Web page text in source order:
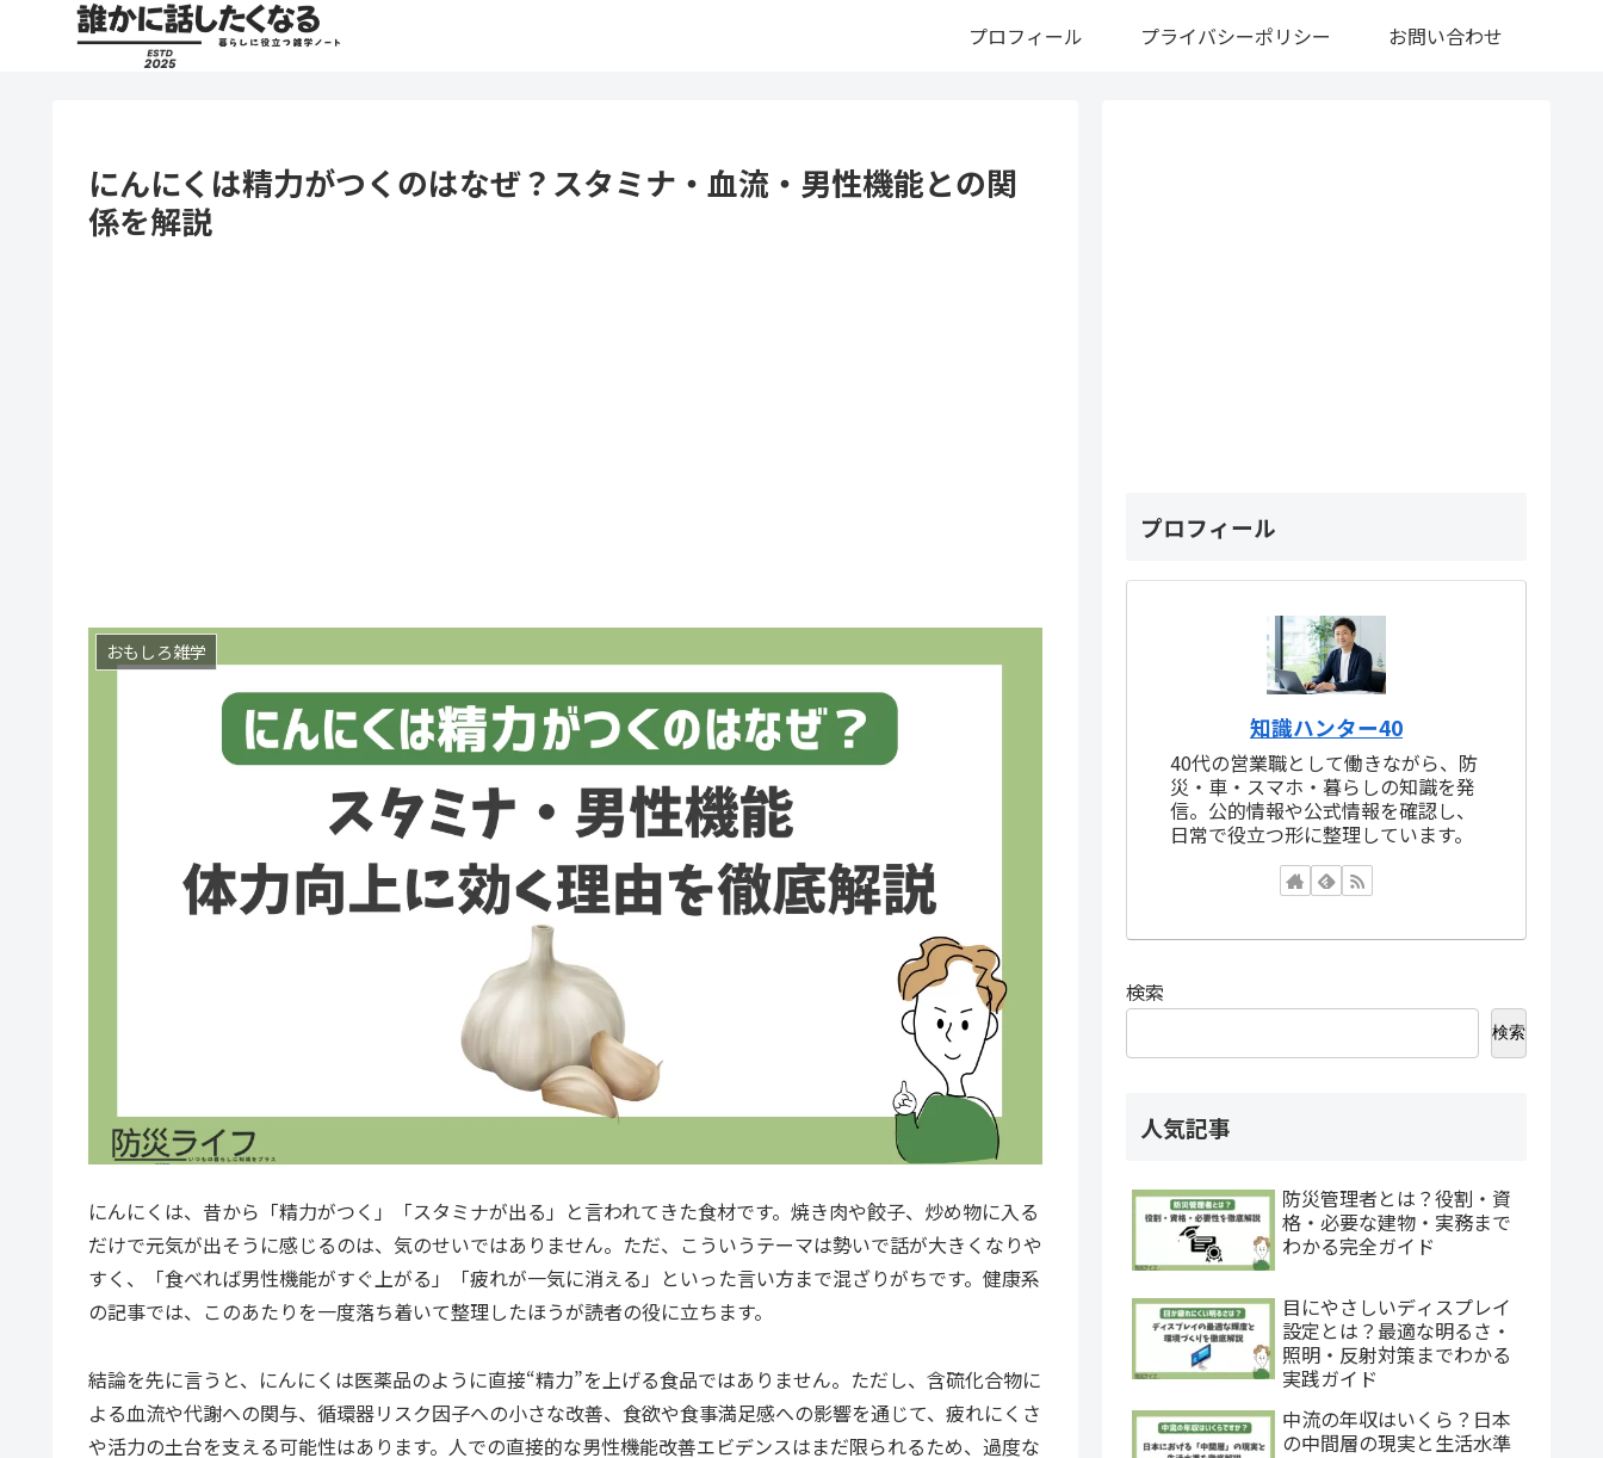
プロフィール プライバシーポリシー お問い合わせ
にんにくは精力がつくのはなぜ？スタミナ・血流・男性機能との関
係を解説
おもしろ雑学
にんにくは、昔から「精力がつく」「スタミナが出る」と言われてきた食材です。焼き肉や餃子、炒め物に入る
だけで元気が出そうに感じるのは、気のせいではありません。ただ、こういうテーマは勢いで話が大きくなりや
すく、「食べれば男性機能がすぐ上がる」「疲れが一気に消える」といった言い方まで混ざりがちです。健康系
の記事では、このあたりを一度落ち着いて整理したほうが読者の役に立ちます。
結論を先に言うと、にんにくは医薬品のように直接“精力”を上げる食品ではありません。ただし、含硫化合物に
よる血流や代謝への関与、循環器リスク因子への小さな改善、食欲や食事満足感への影響を通じて、疲れにくさ
や活力の土台を支える可能性はあります。人での直接的な男性機能改善エビデンスはまだ限られるため、過度な
プロフィール
知識ハンター40
40代の営業職として働きながら、防
災・車・スマホ・暮らしの知識を発
信。公的情報や公式情報を確認し、
日常で役立つ形に整理しています。
検索
検索
人気記事
防災管理者とは？役割・資
格・必要な建物・実務まで
わかる完全ガイド
目にやさしいディスプレイ
設定とは？最適な明るさ・
照明・反射対策までわかる
実践ガイド
中流の年収はいくら？日本
の中間層の現実と生活水準